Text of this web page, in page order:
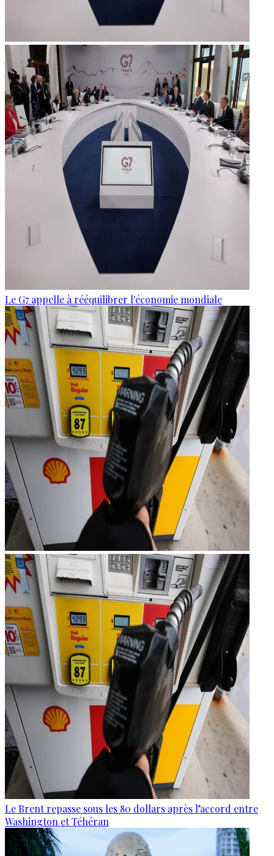
Le G7 appelle à rééquilibrer l'économie mondiale
Le Brent repasse sous les 80 dollars après l’accord entre
Washington et Téhéran